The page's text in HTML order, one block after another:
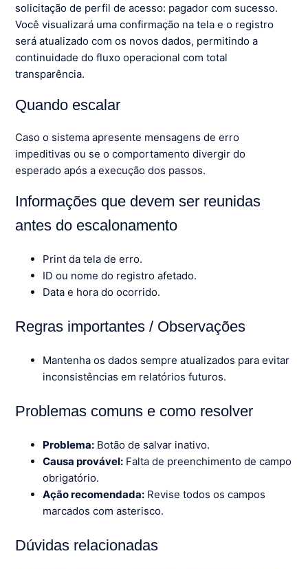
solicitação de perfil de acesso: pagador com sucesso.
Você visualizará uma confirmação na tela e o registro
será atualizado com os novos dados, permitindo a
continuidade do fluxo operacional com total
transparência.
Quando escalar
Caso o sistema apresente mensagens de erro
impeditivas ou se o comportamento divergir do
esperado após a execução dos passos.
Informações que devem ser reunidas
antes do escalonamento
Print da tela de erro.
ID ou nome do registro afetado.
Data e hora do ocorrido.
Regras importantes / Observações
Mantenha os dados sempre atualizados para evitar
inconsistências em relatórios futuros.
Problemas comuns e como resolver
Problema: Botão de salvar inativo.
Causa provável: Falta de preenchimento de campo
obrigatório.
Ação recomendada: Revise todos os campos
marcados com asterisco.
Dúvidas relacionadas